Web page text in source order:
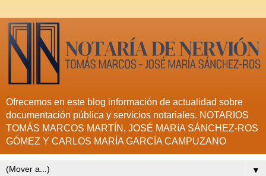
Ofrecemos en este blog información de actualidad sobre
documentación pública y servicios notariales. NOTARIOS
TOMÁS MARCOS MARTÍN, JOSÉ MARíA SÁNCHEZ-ROS
GÓMEZ Y CARLOS MARÍA GARCÍA CAMPUZANO
▼